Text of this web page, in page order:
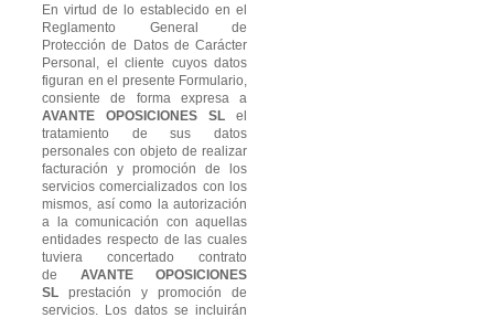
En virtud de lo establecido en el
Reglamento General de
Protección de Datos de Carácter
Personal, el cliente cuyos datos
figuran en el presente Formulario,
consiente de forma expresa a
AVANTE OPOSICIONES SL el
tratamiento de sus datos
personales con objeto de realizar
facturación y promoción de los
servicios comercializados con los
mismos, así como la autorización
a la comunicación con aquellas
entidades respecto de las cuales
tuviera concertado contrato
de AVANTE OPOSICIONES
SL prestación y promoción de
servicios. Los datos se incluirán